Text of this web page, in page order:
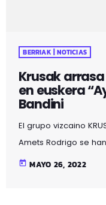
BERRIAK | NOTICIAS
Krusak
en euskera
Bandini
El grupo vizcaino
Amets Rodrigo se
la versión traducida
today MAYO 26, 2022